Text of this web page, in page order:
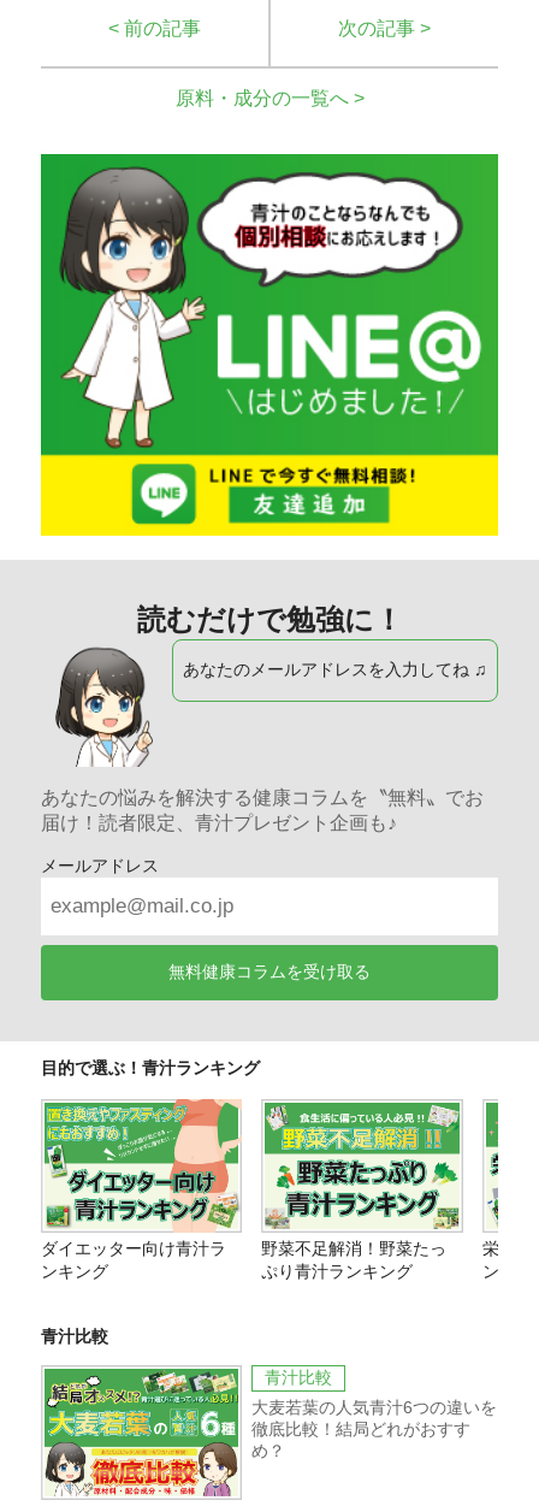
< 前の記事 次の記事 >
原料・成分の一覧へ >
読むだけで勉強に！
あなたのメールアドレスを入力してね ♫
あなたの悩みを解決する健康コラムを〝無料〟でお
届け！読者限定、青汁プレゼント企画も♪
メールアドレス
無料健康コラムを受け取る
目的で選ぶ！青汁ランキング
ダイエッター向け青汁ラ
ンキング
野菜不足解消！野菜たっ
ぷり青汁ランキング
栄養価
ング
青汁比較
青汁比較
大麦若葉の人気青汁6つの違いを
徹底比較！結局どれがおすす
め？